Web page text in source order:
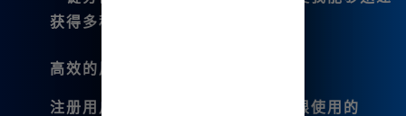
获得多种设计效果。
高效的用户体验：
注册用户福利可以让我享受免费无限使用的